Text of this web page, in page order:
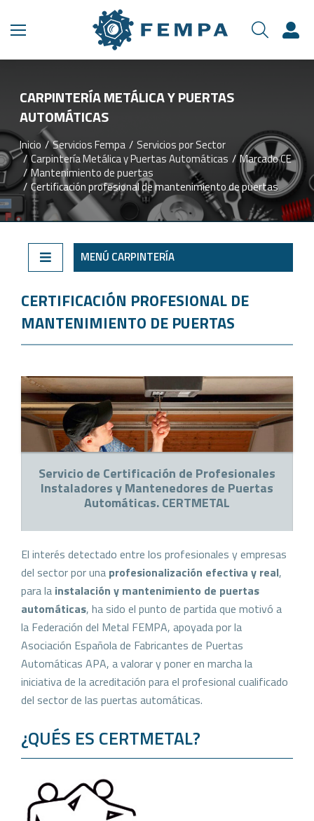
CARPINTERÍA METÁLICA Y PUERTAS
AUTOMÁTICAS
Estás aquí:
Inicio Servicios Fempa
Servicios por Sector
Carpintería Metálica y Puertas Automáticas
Marcado CE
Mantenimiento de puertas
Certificación profesional de mantenimiento de puertas
MENÚ CARPINTERÍA
CERTIFICACIÓN PROFESIONAL DE
MANTENIMIENTO DE PUERTAS
Servicio de Certificación de Profesionales
Instaladores y Mantenedores de Puertas
Automáticas. CERTMETAL
El interés detectado entre los profesionales y empresas
del sector por una profesionalización efectiva y real,
para la instalación y mantenimiento de puertas
automáticas, ha sido el punto de partida que motivó a
la Federación del Metal FEMPA, apoyada por la
Asociación Española de Fabricantes de Puertas
Automáticas APA, a valorar y poner en marcha la
iniciativa de la acreditación para el profesional cualificado
del sector de las puertas automáticas.
¿QUÉS ES CERTMETAL?